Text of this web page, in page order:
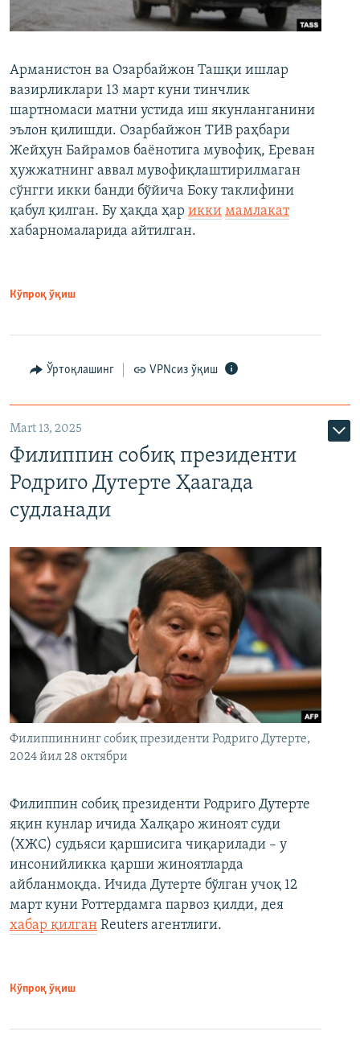
Арманистон ва Озарбайжон Ташқи ишлар
вазирликлари 13 март куни тинчлик
шартномаси матни устида иш якунланганини
эълон қилишди. Озарбайжон ТИВ раҳбари
Жейҳун Байрамов баёнотига мувофиқ, Ереван
ҳужжатнинг аввал мувофиқлаштирилмаган
сўнгги икки банди бўйича Боку таклифини
қабул қилган. Бу ҳақда ҳар икки мамлакат
хабарномаларида айтилган.
Кўпроқ ўқиш
Ўртоқлашинг VPNсиз ўқиш
Mart 13, 2025
Филиппин собиқ президенти
Родриго Дутерте Ҳаагада
судланади
Филиппиннинг собиқ президенти Родриго Дутерте,
2024 йил 28 октябри
Филиппин собиқ президенти Родриго Дутерте
яқин кунлар ичида Халқаро жиноят суди
(ХЖС) судьяси қаршисига чиқарилади – у
инсонийликка қарши жиноятларда
айбланмоқда. Ичида Дутерте бўлган учоқ 12
март куни Роттердамга парвоз қилди, дея
хабар қилган Reuters агентлиги.
Кўпроқ ўқиш